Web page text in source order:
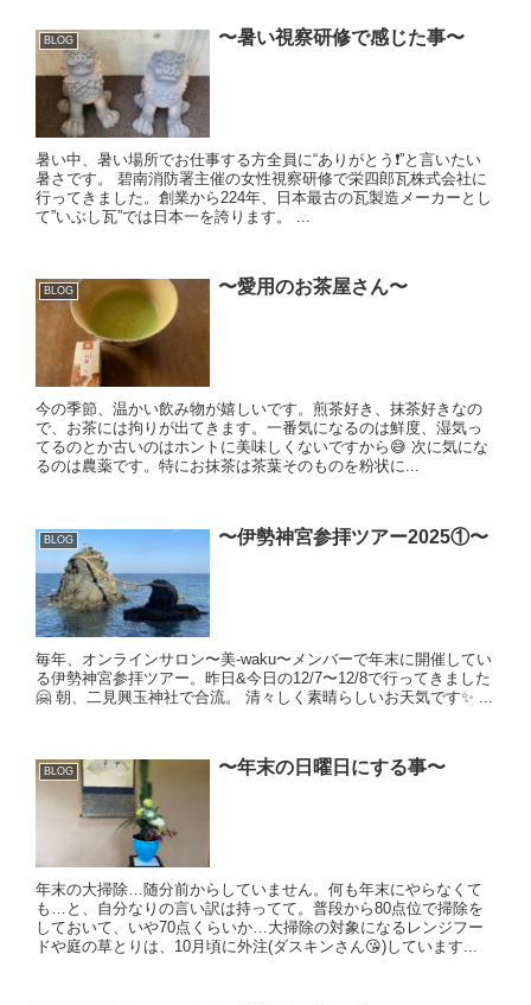
BLOG 〜暑い視察研修で感じた事〜
暑い中、暑い場所でお仕事する方全員に“ありがとう❗️”と言いたい
暑さです。 碧南消防署主催の女性視察研修で栄四郎瓦株式会社に
行ってきました。創業から224年、日本最古の瓦製造メーカーとし
て”いぶし瓦”では日本一を誇ります。 ...
BLOG 〜愛用のお茶屋さん〜
今の季節、温かい飲み物が嬉しいです。煎茶好き、抹茶好きなの
で、お茶には拘りが出てきます。一番気になるのは鮮度、湿気っ
てるのとか古いのはホントに美味しくないですから😅 次に気にな
るのは農薬です。特にお抹茶は茶葉そのものを粉状に...
BLOG 〜伊勢神宮参拝ツアー2025①〜
毎年、オンラインサロン〜美-waku〜メンバーで年末に開催してい
る伊勢神宮参拝ツアー。昨日&今日の12/7〜12/8で行ってきました
🤗 朝、二見興玉神社で合流。 清々しく素晴らしいお天気です✨ ...
BLOG 〜年末の日曜日にする事〜
年末の大掃除…随分前からしていません。何も年末にやらなくて
も…と、自分なりの言い訳は持ってて。普段から80点位で掃除を
しておいて、いや70点くらいか…大掃除の対象になるレンジフー
ドや庭の草とりは、10月頃に外注(ダスキンさん😘)しています...